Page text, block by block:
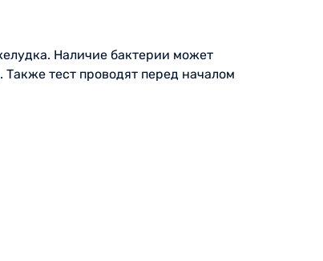
Наличие бактерии может
тест проводят перед началом